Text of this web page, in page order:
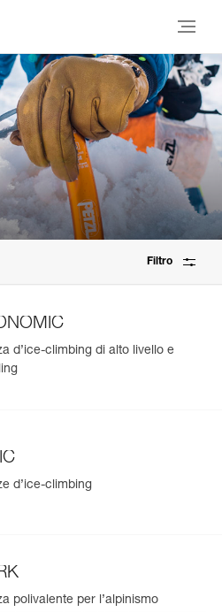
Filtro
d’ice-climbing di alto livello e
d’ice-climbing
polivalente per l’alpinismo